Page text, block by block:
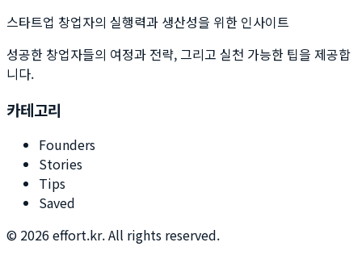
스타트업 창업자의 실행력과 생산성을 위한 인사이트
성공한 창업자들의 여정과 전략, 그리고 실천 가능한 팁을 제공합
니다.
카테고리
Founders
Stories
Tips
Saved
© 2026effort.kr. All rights reserved.